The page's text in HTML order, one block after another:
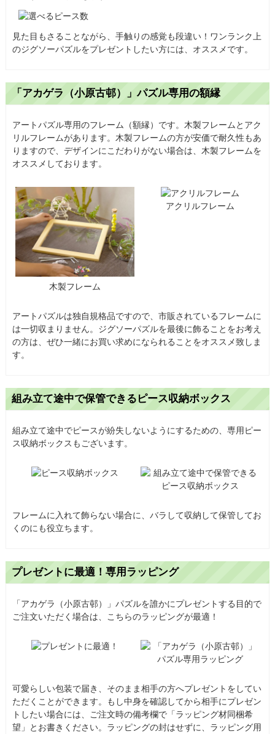
見た目もさることながら、手触りの感覚も段違い！ワンランク上
のジグソーパズルをプレゼントしたい方には、オススメです。
「アカゲラ（小原古邨）」パズル専用の額縁
アートパズル専用のフレーム（額縁）です。木製フレームとアク
リルフレームがあります。木製フレームの方が安価で耐久性もあ
りますので、デザインにこだわりがない場合は、木製フレームを
オススメしております。
木製フレーム
アクリルフレーム
アートパズルは独自規格品ですので、市販されているフレームに
は一切収まりません。ジグソーパズルを最後に飾ることをお考え
の方は、ぜひ一緒にお買い求めになられることをオススメ致しま
す。
組み立て途中で保管できるピース収納ボックス
組み立て途中でピースが紛失しないようにするための、専用ピー
ス収納ボックスもございます。
フレームに入れて飾らない場合に、バラして収納して保管してお
くのにも役立ちます。
プレゼントに最適！専用ラッピング
「アカゲラ（小原古邨）」パズルを誰かにプレゼントする目的で
ご注文いただく場合は、こちらのラッピングが最適！
可愛らしい包装で届き、そのまま相手の方へプレゼントをしてい
ただくことができます。もし中身を確認してから相手にプレゼン
トしたい場合には、ご注文時の備考欄で「ラッピング材同梱希
望」とお書きください。ラッピングの封はせずに、ラッピング用